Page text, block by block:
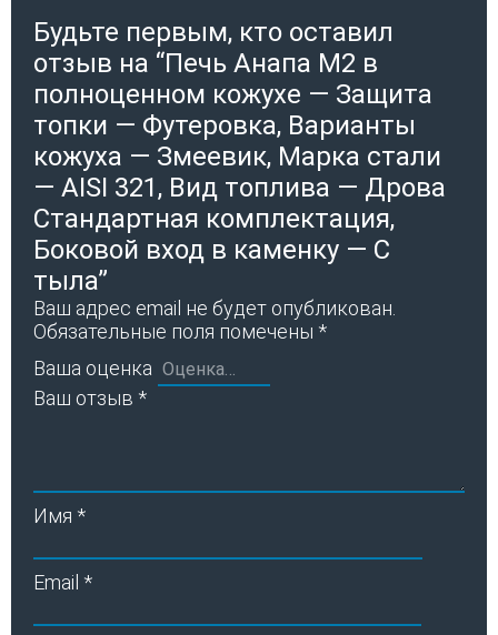
Будьте первым, кто оставил
отзыв на “Печь Анапа М2 в
полноценном кожухе — Защита
топки — Футеровка, Варианты
кожуха — Змеевик, Марка стали
— AISI 321, Вид топлива — Дрова
Стандартная комплектация,
Боковой вход в каменку — С
тыла”
Ваш адрес email не будет опубликован.
Обязательные поля помечены *
Ваша оценка
Ваш отзыв *
Имя *
Email *